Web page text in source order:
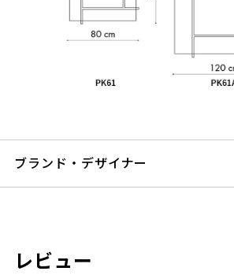
ブランド・デザイナー
レビュー